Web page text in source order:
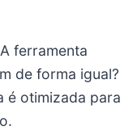
A ferramenta
de forma igual?
é otimizada para